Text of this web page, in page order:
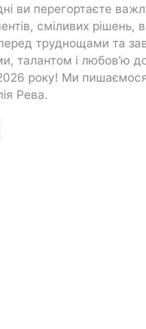
ви перегортаєте
сміливих рішень,
труднощами та
талантом і любов’ю до
року! Ми
Рева.